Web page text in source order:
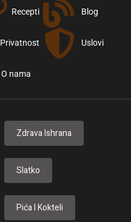
Recepti Blog
Privatnost Uslovi
O nama
Zdrava Ishrana
Slatko
Pića I Kokteli